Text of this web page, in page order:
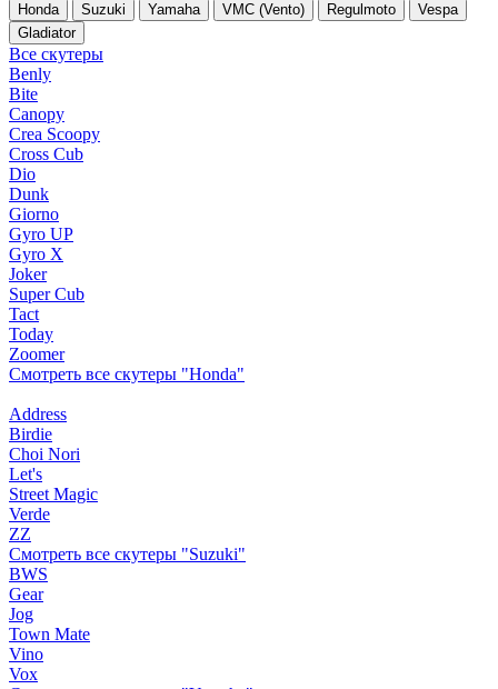
Honda Suzuki Yamaha VMC (Vento) Regulmoto
Vespa
Gladiator
Все скутеры
Benly
Bite
Canopy
Crea Scoopy
Cross Cub
Dio
Dunk
Giorno
Gyro UP
Gyro X
Joker
Super Cub
Tact
Today
Zoomer
Смотреть все скутеры "Honda"
Address
Birdie
Choi Nori
Let's
Street Magic
Verde
ZZ
Смотреть все скутеры "Suzuki"
BWS
Gear
Jog
Town Mate
Vino
Vox